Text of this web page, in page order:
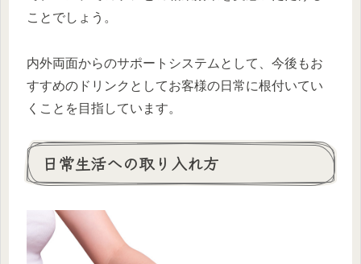
ことでしょう。
内外両面からのサポートシステムとして、今後もお
すすめのドリンクとしてお客様の日常に根付いてい
くことを目指しています。
日常生活への取り入れ方